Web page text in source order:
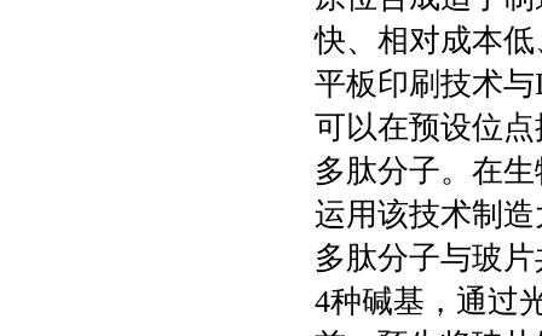
快、相对成本
平板印刷技术
可以在预设位
多肽分子。在
运用该技术制
多肽分子与玻
4种碱基，通过